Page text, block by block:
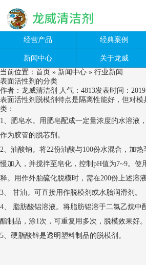
经营产品 经典案例
新闻中心 关于龙威
当前位置： 首页 » 新闻中心 » 行业新闻
表面活性剂的分类
作者：龙威清洁剂 人气： 4813发表时间：
表面活性剂 脱模剂 特点是隔离性能好，但对
类：
1、肥皂水。用肥皂配成一定量浓度的水溶液
作为胶管的脱芯剂。
2、油酸钠。将22份油酸与100份水混合，加
慢加入，并搅拌至皂化，控制pH值为7~9。使
释。用作外胎硫化脱模时，需在200份上述溶
3、 甘油。可直接用作脱模剂或水胎润滑剂。
4、 脂肪酸铝溶液。将脂肪铝溶于二氯乙烷中
酯制品，涂1次，可重复用多次，脱模效果好。
5、硬脂酸锌是透明塑料制品的脱模剂。